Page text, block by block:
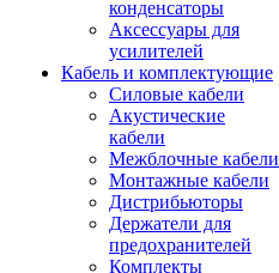
конденсаторы
Аксессуары для
усилителей
Кабель и комплектующие
Силовые кабели
Акустические
кабели
Межблочные кабели
Монтажные кабели
Дистрибьюторы
Держатели для
предохранителей
Комплекты